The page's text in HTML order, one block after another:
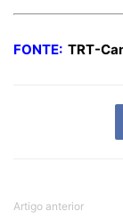
FONTE: TRT-
Artigo anterior